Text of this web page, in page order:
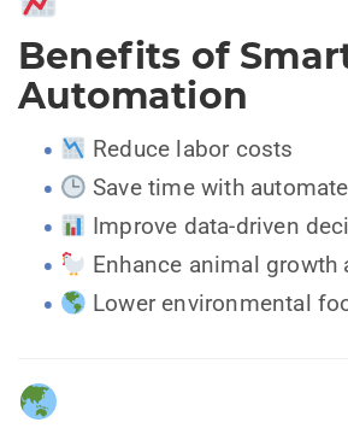
Benefits of
Automation
Reduce labor costs
Save time with
Improve data-driven
Enhance animal growth
Lower environmental